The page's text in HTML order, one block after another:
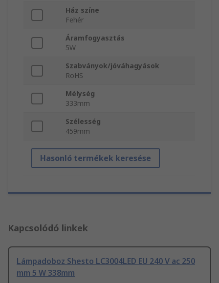
Ház színe
Fehér
Áramfogyasztás
5W
Szabványok/jóváhagyások
RoHS
Mélység
333mm
Szélesség
459mm
Hasonló termékek keresése
Kapcsolódó linkek
Lámpadoboz Shesto LC3004LED EU 240 V ac 250
mm 5 W 338mm